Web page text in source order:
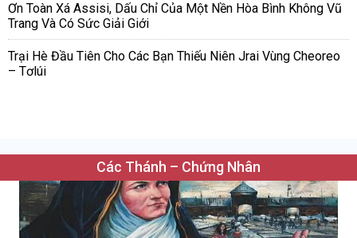
Ơn Toàn Xá Assisi, Dấu Chỉ Của Một Nền Hòa Bình Không Vũ
Trang Và Có Sức Giải Giới
Trại Hè Đầu Tiên Cho Các Bạn Thiếu Niên Jrai Vùng Cheoreo
– Tơlúi
Các Thánh – Chứng Nhân